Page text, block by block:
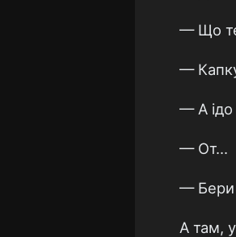
— Що
—
— А ідо
— От...
— Бери
А там, у